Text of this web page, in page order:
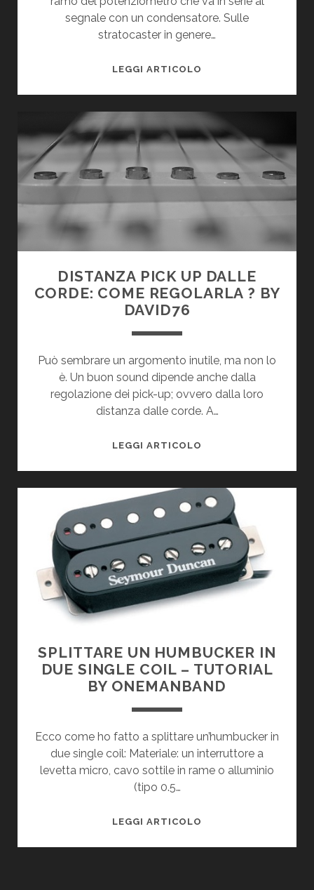
segnale con un condensatore. Sulle
stratocaster in genere…
LEGGI ARTICOLO
MODIFICHIAMO
IL
VOLUME
CHITARRA
BY
DAVID76
DISTANZA PICK UP DALLE
CORDE: COME REGOLARLA ? BY
DAVID76
Può sembrare un argomento inutile, ma non lo
è. Un buon sound dipende anche dalla
regolazione dei pick-up; ovvero dalla loro
distanza dalle corde. A…
LEGGI ARTICOLO
DALLE
CORDE:
COME
REGOLARLA
?
DAVID76
SPLITTARE UN HUMBUCKER IN
DUE SINGLE COIL – TUTORIAL
BY ONEMANBAND
Ecco come ho fatto a splittare un’humbucker in
due single coil: Materiale: un interruttore a
levetta micro, cavo sottile in rame o alluminio
(tipo 0.5…
LEGGI ARTICOLO